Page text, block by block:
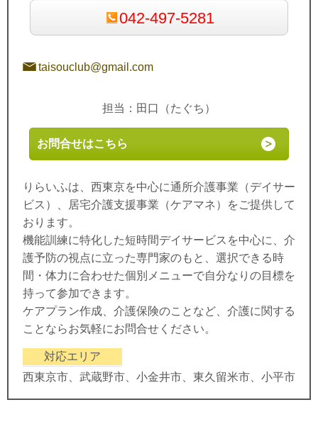
042-497-5281
taisouclub@gmail.com
担当：田口（たぐち）
お問合せはこちら
りらいふは、西東京を中心に通所介護事業（デイサー
ビス）、居宅介護支援事業（ケアマネ）をご提供して
おります。
機能訓練に特化した短時間デイサービスを中心に、介
護予防の視点に立った専門家のもと、選択できる時
間・体力に合わせた個別メニューで自分なりの目標を
持って参加できます。
ケアプラン作成、介護保険のことなど、介護に関する
ことならお気軽にお問合せください。
対応エリア
西東京市、武蔵野市、小金井市、東久留米市、小平市